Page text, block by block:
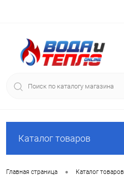
Каталог товаров
Главная страница • Каталог товаров